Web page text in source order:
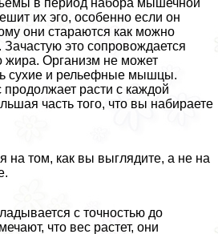
в период набора мышечной
их эго, особенно если он
они стараются как можно
Зачастую это сопровождается
жира. Организм не может
сухие и рельефные мышцы.
расти с каждой
часть того, что вы набираете
на том, как вы выглядите, а не на
с точностью до
что вес растет, они